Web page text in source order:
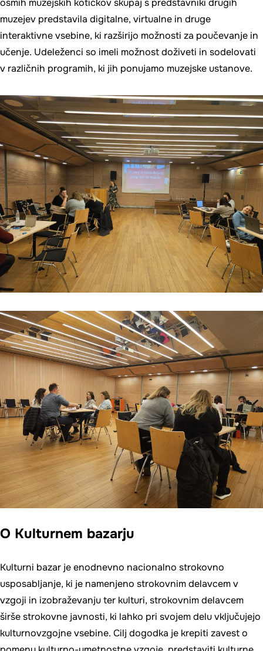
osmih muzejskih kotičkov skupaj s predstavniki drugih
muzejev predstavila digitalne, virtualne in druge
interaktivne vsebine, ki razširijo možnosti za poučevanje in
učenje. Udeleženci so imeli možnost doživeti in sodelovati
v različnih programih, ki jih ponujamo muzejske ustanove.
O Kulturnem bazarju
Kulturni bazar je enodnevno nacionalno strokovno
usposabljanje, ki je namenjeno strokovnim delavcem v
vzgoji in izobraževanju ter kulturi, strokovnim delavcem
širše strokovne javnosti, ki lahko pri svojem delu vključujejo
kulturnovzgojne vsebine. Cilj dogodka je krepiti zavest o